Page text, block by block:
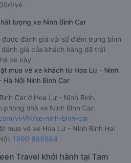
vé
lượng xe Ninh Bình Car
được đánh giá với số điểm trung bình
giá của khách hàng đã trải
xe này.
mua vé xe khách từ Hoa Lư - Ninh
Nội Ninh Bình Car
Car ở Hoa Lư - Ninh Bình:
phòng nhà xe Ninh Bình Car:
vi-VN/xe-ninh-binh-car
mua vé xe Hoa Lư - Ninh Bình Hai
1900 888684
Travel khởi hành tại Tam